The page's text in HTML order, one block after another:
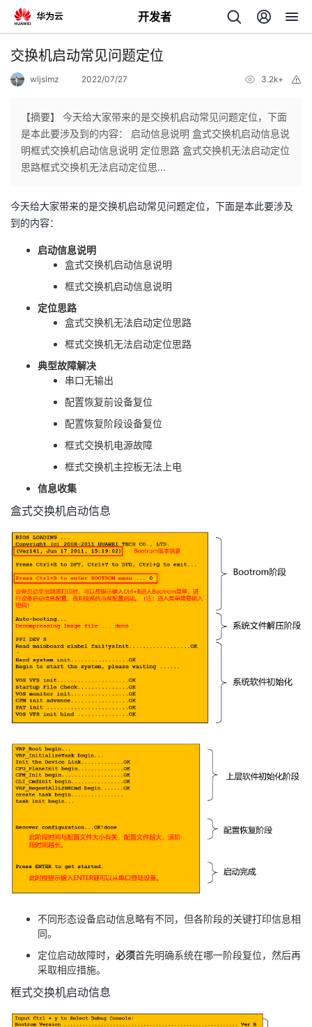
开发者
返
个
人
我
我
坛
圈
子
的
直
播
我
的
活
动
我
的
关
注
我
的
开
发
者
学
堂
的
课
我
的
我
藏
我
的
Programs
我
的
支
持
我
技
术
的
云
交换机启动常见问题定位
wljslmz 2022/07/27 3.2k+
【摘要】 今天给大家带来的是交换机启动常见问题定位，下面
是本此要涉及到的内容： 启动信息说明 盒式交换机启动信息说
明框式交换机启动信息说明 定位思路 盒式交换机无法启动定位
思路框式交换机无法启动定位思...
今天给大家带来的是交换机启动常见问题定位，下面是本此要涉及
到的内容：
启动信息说明
盒式交换机启动信息说明
框式交换机启动信息说明
定位思路
盒式交换机无法启动定位思路
框式交换机无法启动定位思路
典型故障解决
串口无输出
配置恢复前设备复位
配置恢复阶段设备复位
框式交换机电源故障
框式交换机主控板无法上电
信息收集
盒式交换机启动信息
不同形态设备启动信息略有不同，但各阶段的关键打印信息相
同。
定位启动故障时， 必须首先明确系统在哪一阶段复位，然后再
采取相应措施。
框式交换机启动信息